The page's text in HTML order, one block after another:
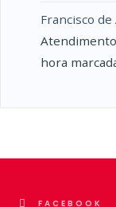
Francisco
Atendimento
hora
FACEBOOK